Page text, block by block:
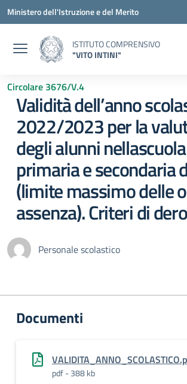
Vai ai contenuti
Vai al menu di navigazione
Vai al footer
Ministero dell'Istruzione e del Merito
ISTITUTO COMPRENSIVO
"VITO INTINI"
Circolare 3676/V.4
Validità dell’anno
2022/2023 per la
degli alunni nellascuola
primaria e secondaria
(limite massimo delle
assenza). Criteri di
Personale scolastico
Documenti
pdf - 388 kb